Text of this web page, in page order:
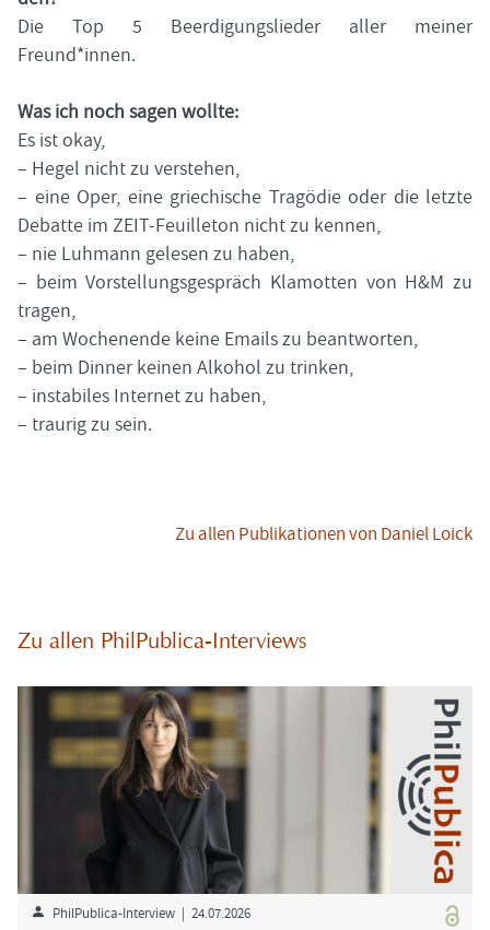
Die Top 5 Be­er­di­gungs­lie­der aller mei­ner
Freund*innen.
Was ich noch sagen woll­te:
Es ist okay,
– Hegel nicht zu ver­ste­hen,
– eine Oper, eine grie­chi­sche Tra­gö­die oder die letz­te
De­bat­te im ZEIT-​Feuilleton nicht zu ken­nen,
– nie Luh­mann ge­le­sen zu haben,
– beim Vor­stel­lungs­ge­spräch Kla­mot­ten von H&M zu
tra­gen,
– am Wo­chen­en­de keine Emails zu be­ant­wor­ten,
– beim Din­ner kei­nen Al­ko­hol zu trin­ken,
– in­sta­bi­les In­ter­net zu haben,
– trau­rig zu sein.
Zu allen Pu­bli­ka­tio­nen von Da­ni­el Loick
Zu allen PhilPublica-​Interviews
PhilPublica-​Interview | 24.07.2026